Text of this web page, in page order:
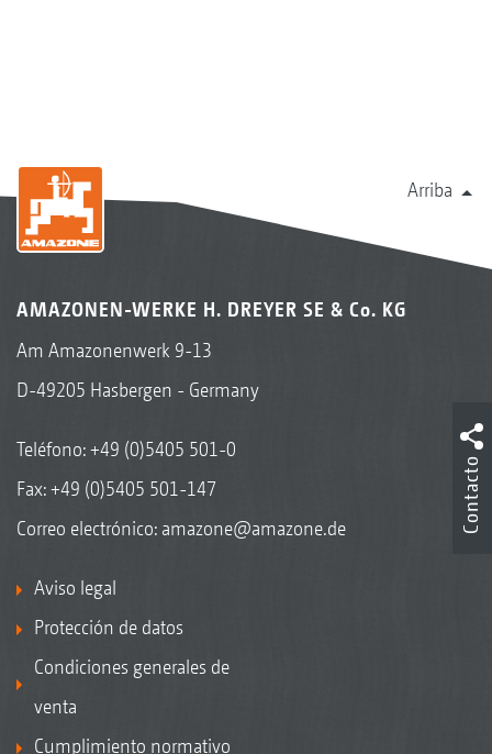
Arriba
AMAZONEN-WERKE H. DREYER SE & Co. KG
Am Amazonenwerk 9-13
D-49205 Hasbergen - Germany
Teléfono:+49 (0)5405 501-0
Fax: +49 (0)5405 501-147
Correo electrónico: amazone@amazone.de
Aviso legal
Protección de datos
Condiciones generales de
venta
Cumplimiento normativo
Contacto